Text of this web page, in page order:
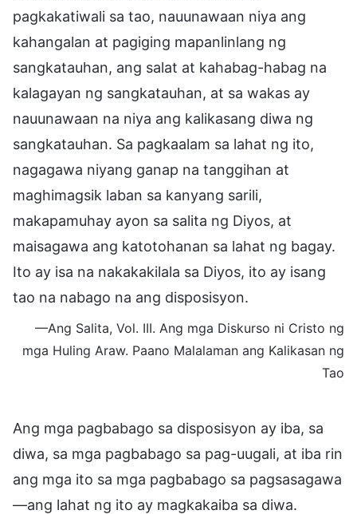
pagkakatiwali sa tao, nauunawaan niya ang
kahangalan at pagiging mapanlinlang ng
sangkatauhan, ang salat at kahabag-habag na
kalagayan ng sangkatauhan, at sa wakas ay
nauunawaan na niya ang kalikasang diwa ng
sangkatauhan. Sa pagkaalam sa lahat ng ito,
nagagawa niyang ganap na tanggihan at
maghimagsik laban sa kanyang sarili,
makapamuhay ayon sa salita ng Diyos, at
maisagawa ang katotohanan sa lahat ng bagay.
Ito ay isa na nakakakilala sa Diyos, ito ay isang
tao na nabago na ang disposisyon.
—Ang Salita, Vol. III. Ang mga Diskurso ni Cristo ng
mga Huling Araw. Paano Malalaman ang Kalikasan ng
Tao
Ang mga pagbabago sa disposisyon ay iba, sa
diwa, sa mga pagbabago sa pag-uugali, at iba rin
ang mga ito sa mga pagbabago sa pagsasagawa
—ang lahat ng ito ay magkakaiba sa diwa.